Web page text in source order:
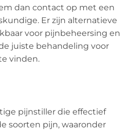
dan contact op met een
Er zijn alternatieve
voor pijnbeheersing en
juiste behandeling voor
vinden.
pijnstiller die effectief
soorten pijn, waaronder